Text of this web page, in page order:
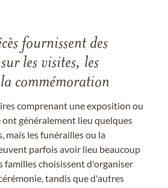
fournissent des
les visites, les
commémoration
comprenant une exposition ou
généralement lieu quelques
mais les funérailles ou la
parfois avoir lieu beaucoup
familles choisissent d'organiser
tandis que d'autres